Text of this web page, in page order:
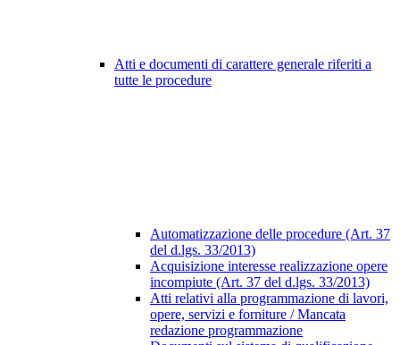
Atti e documenti di carattere generale riferiti a
tutte le procedure
Automatizzazione delle procedure (Art. 37
del d.lgs. 33/2013)
Acquisizione interesse realizzazione opere
incompiute (Art. 37 del d.lgs. 33/2013)
Atti relativi alla programmazione di lavori,
opere, servizi e forniture / Mancata
redazione programmazione